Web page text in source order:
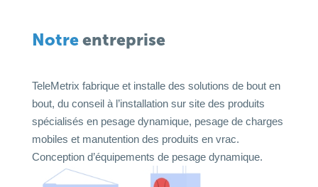
Notreentreprise
TeleMetrix fabrique et installe des solutions de bout en
bout, du conseil à l’installation sur site des produits
spécialisés en pesage dynamique, pesage de charges
mobiles et manutention des produits en vrac.
Conception d’équipements de pesage dynamique.